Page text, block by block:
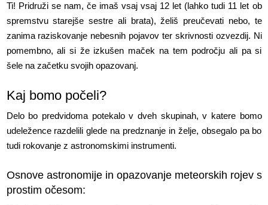
Ti! Pridruži se nam, če imaš vsaj vsaj 12 let (lahko tudi 11 let ob
spremstvu starejše sestre ali brata), želiš preučevati nebo, te
zanima raziskovanje nebesnih pojavov ter skrivnosti ozvezdij. Ni
pomembno, ali si že izkušen maček na tem področju ali pa si
šele na začetku svojih opazovanj.
Kaj bomo počeli?
Delo bo predvidoma potekalo v dveh skupinah, v katere bomo
udeležence razdelili glede na predznanje in želje, obsegalo pa bo
tudi rokovanje z astronomskimi instrumenti.
Osnove astronomije in opazovanje meteorskih rojev s
prostim očesom: